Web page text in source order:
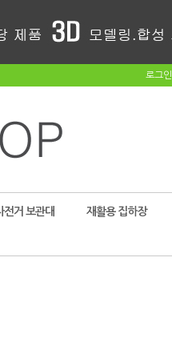
로그인
전거 보관대 재활용 집하장